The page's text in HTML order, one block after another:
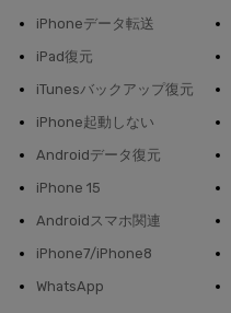
iPhoneデータ転送
iPad復元
iTunesバックアップ復元
iPhone起動しない
Androidデータ復元
iPhone 15
Androidスマホ関連
iPhone7/iPhone8
WhatsApp